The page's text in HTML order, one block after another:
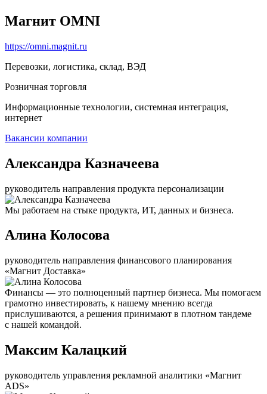
Магнит OMNI
https://omni.magnit.ru
Перевозки, логистика, склад, ВЭД
Розничная торговля
Информационные технологии, системная интеграция,
интернет
Вакансии компании
Александра Казначеева
руководитель направления продукта персонализации
Мы работаем на стыке продукта, ИТ, данных и бизнеса.
Алина Колосова
руководитель направления финансового планирования
«Магнит Доставка»
Финансы — это полноценный партнер бизнеса. Мы помогаем
грамотно инвестировать, к нашему мнению всегда
прислушиваются, а решения принимают в плотном тандеме
с нашей командой.
Максим Калацкий
руководитель управления рекламной аналитики «Магнит
ADS»